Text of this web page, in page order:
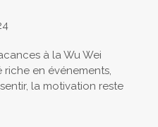
à la Wu Wei
en événements,
la motivation reste